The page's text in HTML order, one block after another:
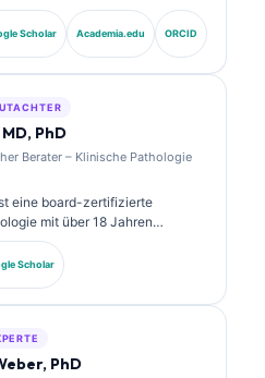
und in der KI-
Analyse. Als Chief Medical
übernimmt er die klinische
und Labordiagnostik
Scholar Academia.edu ORCID
PhD
Berater – Klinische Pathologie
eine board-zertifizierte
mit über 18 Jahren
und in der
Sie verfügt über
in klinischer Chemie und hat
Scholar
PhD